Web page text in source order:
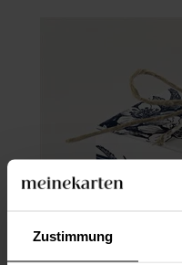
Zustimmung